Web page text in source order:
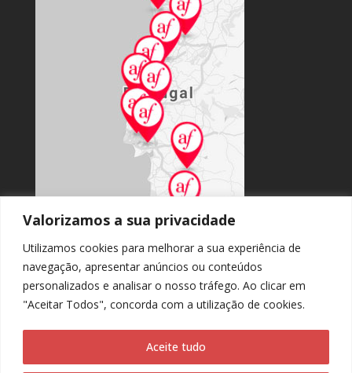
Valorizamos a sua privacidade
Utilizamos cookies para melhorar a sua experiência de
navegação, apresentar anúncios ou conteúdos
personalizados e analisar o nosso tráfego. Ao clicar em
"Aceitar Todos", concorda com a utilização de cookies.
Aceite tudo
Acesso ao portal nacional